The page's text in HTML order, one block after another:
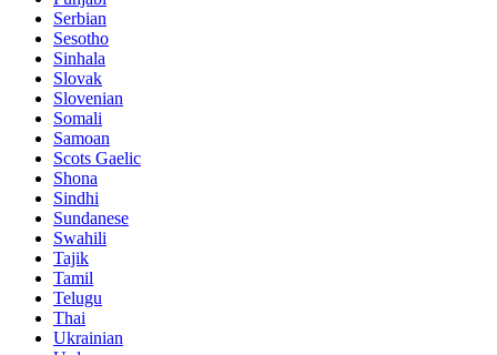
Serbian
Sesotho
Sinhala
Slovak
Slovenian
Somali
Samoan
Scots Gaelic
Shona
Sindhi
Sundanese
Swahili
Tajik
Tamil
Telugu
Thai
Ukrainian